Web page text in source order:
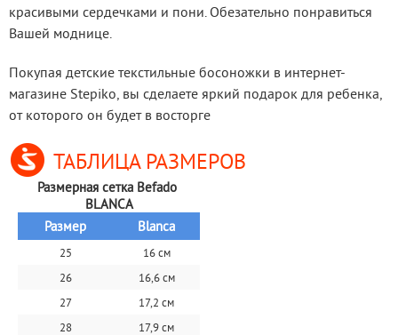
красивыми сердечками и пони. Обезательно понравиться
Вашей моднице.
Покупая детские текстильные босоножки в интернет-
магазине Stepiko, вы сделаете яркий подарок для ребенка,
от которого он будет в восторге
ТАБЛИЦА РАЗМЕРОВ
Размерная сетка Befado
BLANCA
Размер
Blanca
25
16 см
26
16,6 см
27
17,2 см
28
17,9 см